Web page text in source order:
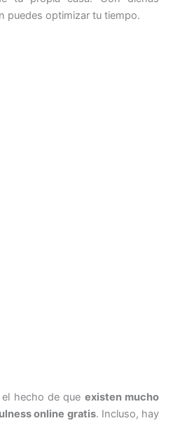
puedes optimizar tu tiempo.
hecho de que existen mucho
online gratis. Incluso, hay